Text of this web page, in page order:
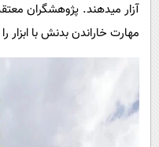
آزار میدهند. پژوهشگران
مهارت خاراندن بدنش با ابزار